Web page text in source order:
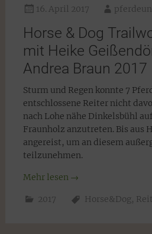
16. April 2017
Horse & Dog
mit Heike
Andrea Braun 2017
Sturm und Regen konnte 7
entschlossene Reiter nicht
nach Lohe nähe Dinkelsbühl
Fraunholz anzutreten. Bis aus
angereist, um an diesem
teilzunehmen.
Mehr lesen →
2017 Horse&Dog,